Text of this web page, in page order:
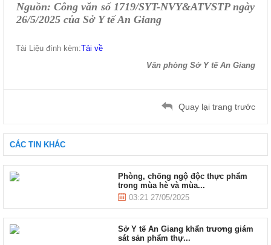
Nguồn: Công văn số 1719/SYT-NVY&ATVSTP ngày
26/5/2025 của Sở Y tế An Giang
Tài Liệu đính kèm:Tải về
Văn phòng Sở Y tế An Giang
Quay lại trang trước
CÁC TIN KHÁC
Phòng, chống ngộ độc thực phẩm
trong mùa hè và mùa...
03:21 27/05/2025
Sở Y tế An Giang khẩn trương giám
sát sản phẩm thự...